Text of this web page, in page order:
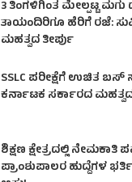
3 ತಿಂಗಳಿಗಿಂತ ಮೇಲ್ಪಟ್ಟ ಮಗು
ತಾಯಂದಿರಿಗೂ ಹೆರಿಗೆ ರಜೆ:
ಮಹತ್ವದ ತೀರ್ಪು
SSLC ಪರೀಕ್ಷೆಗೆ ಉಚಿತ ಬಸ್
ಕರ್ನಾಟಕ ಸರ್ಕಾರದ
ಶಿಕ್ಷಣ ಕ್ಷೇತ್ರದಲ್ಲಿ ನೇಮಕಾತಿ
ಪ್ರಾಂಶುಪಾಲರ ಹುದ್ದೆಗಳ